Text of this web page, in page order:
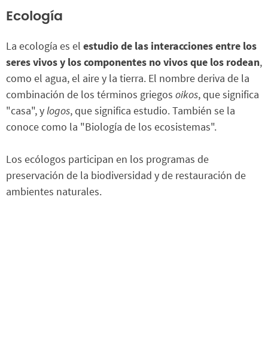
Ecología
La ecología es el estudio de las interacciones entre los
seres vivos y los componentes no vivos que los rodean,
como el agua, el aire y la tierra. El nombre deriva de la
combinación de los términos griegos oikos, que significa
"casa", ylogos, que significa estudio. También se la
conoce como la "Biología de los ecosistemas".
Los ecólogos participan en los programas de
preservación de la biodiversidad y de restauración de
ambientes naturales.